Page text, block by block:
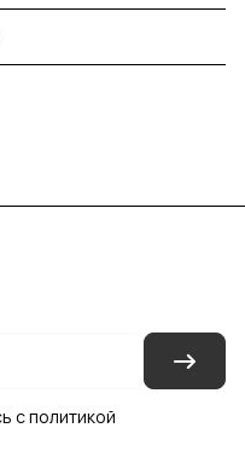
сполитикой